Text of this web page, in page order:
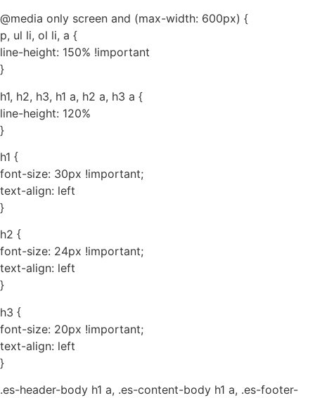
@media only screen and (max-width: 600px) {
p, ul li, ol li, a {
line-height: 150% !important
}
h1, h2, h3, h1 a, h2 a, h3 a {
line-height: 120%
}
h1 {
font-size: 30px !important;
text-align: left
}
h2 {
font-size: 24px !important;
text-align: left
}
h3 {
font-size: 20px !important;
text-align: left
}
.es-header-body h1 a, .es-content-body h1 a, .es-footer-